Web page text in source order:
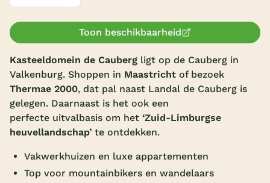
Vakantieparken
Subtropisch zwembad
Overdekt zwembad
Wildwaterbaan
Alle populaire faciliteiten
Toon beschikbaarheid
Kasteeldomein de Cauberg ligt op de Cauberg in
Valkenburg. Shoppen in Maastricht of bezoek
Thermae 2000, dat pal naast Landal de Cauberg is
gelegen. Daarnaast is het ook een
perfecte uitvalbasis om het ‘Zuid-Limburgse
heuvellandschap’ te ontdekken.
Vakwerkhuizen en luxe appartementen
Top voor mountainbikers en wandelaars